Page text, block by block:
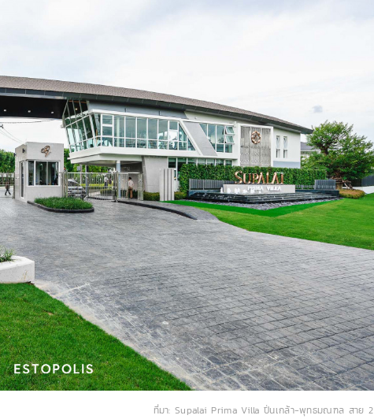
ที่มา: Supalai Prima Villa ปิ่นเกล้า-พุทธมณฑล สาย 2